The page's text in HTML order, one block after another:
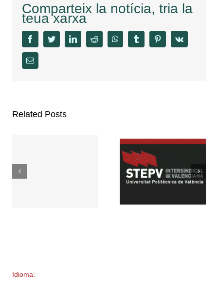
Comparteix la notícia, tria la
teua xarxa
facebooktwitter linkedinreddit whatsapptumblr pinterestvk
Email
Related Posts
Idioma: